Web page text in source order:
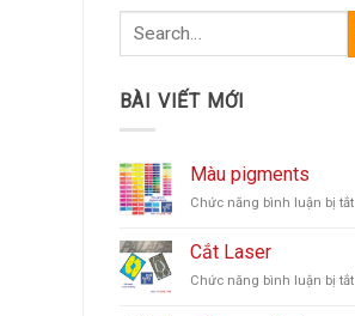
BÀI VIẾT MỚI
Màu pigments
Chức năng bình luận bị tắtở
Cắt Laser
Chức năng bình luận bị tắtở